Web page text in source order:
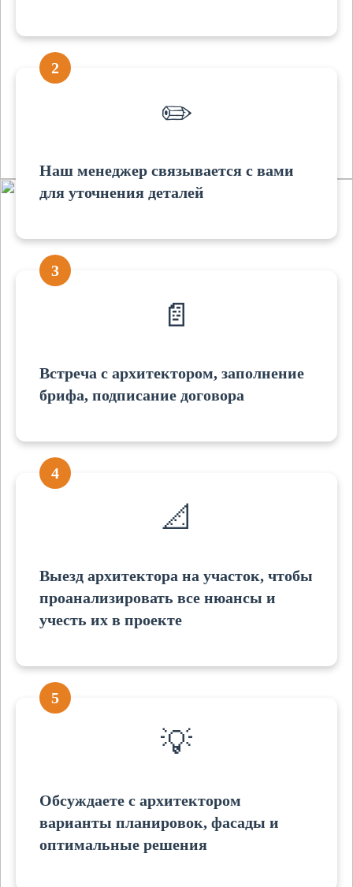
2
✏️
Наш менеджер связывается с вами
для уточнения деталей
3
📄
Встреча с архитектором, заполнение
брифа, подписание договора
4
📐
Выезд архитектора на участок, чтобы
проанализировать все нюансы и
учесть их в проекте
5
💡
Обсуждаете с архитектором
варианты планировок, фасады и
оптимальные решения